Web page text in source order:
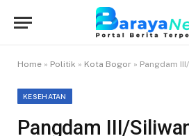
Home » Politik » Kota Bogor » Pangdam III/
KESEHATAN
Pangdam III/